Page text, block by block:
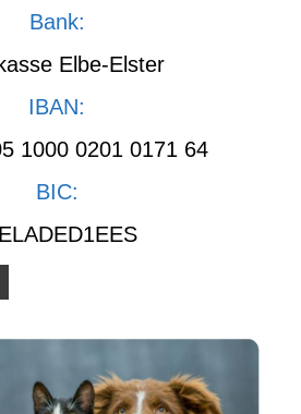
Bank:
Elbe-Elster
IBAN:
1000 0201 0171 64
BIC: